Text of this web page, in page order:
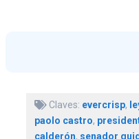
Claves: evercrisp,
paolo castro,
calderón, senador